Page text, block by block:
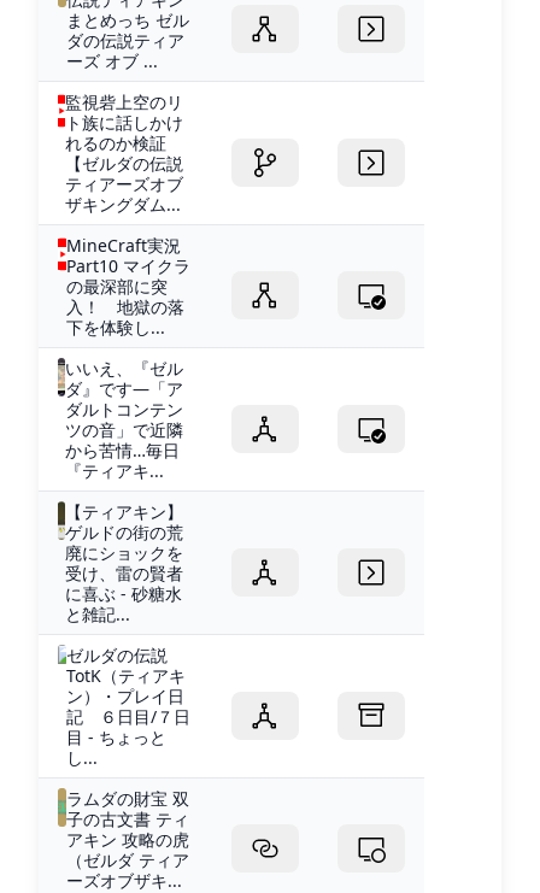
まとめっち ゼル
ダの伝説ティア
ーズ オブ ...
監視砦上空のリ
ト族に話しかけ
れるのか検証
【ゼルダの伝説
ティアーズオブ
ザキングダム...
MineCraft実況
Part10 マイクラ
の最深部に突
入！ 地獄の落
下を体験し...
いいえ、『ゼル
ダ』です―「ア
ダルトコンテン
ツの音」で近隣
から苦情…毎日
『ティアキ...
【ティアキン】
ゲルドの街の荒
廃にショックを
受け、雷の賢者
に喜ぶ - 砂糖水
と雑記...
ゼルダの伝説
TotK（ティアキ
ン）・プレイ日
記 ６日目/７日
目 - ちょっと
し...
ラムダの財宝 双
子の古文書 ティ
アキン 攻略の虎
（ゼルダ ティア
ーズオブザキ...